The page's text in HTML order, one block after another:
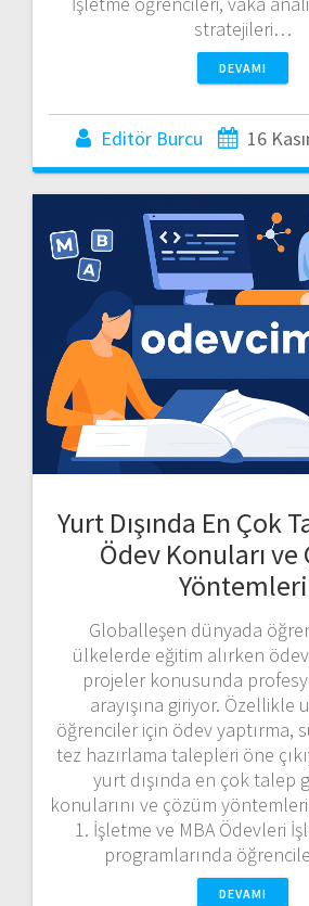
stratejileri…
DEVAMI
Editör Burcu 16
Yurt Dışında En Çok
Ödev Konuları ve
Yöntemleri
Globalleşen dünyada
ülkelerde eğitim alırken
projeler konusunda
arayışına giriyor. Özellikle
öğrenciler için ödev yaptırma,
tez hazırlama talepleri öne
yurt dışında en çok talep
konularını ve çözüm
1. İşletme ve MBA Ödevleri
programlarında
DEVAMI